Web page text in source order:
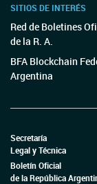
SITIOS DE INTERÉS
Red de Boletines
de la R. A.
BFA Blockchain
Argentina
Secretaría
Legal y Técnica
Boletín Oficial
de la República